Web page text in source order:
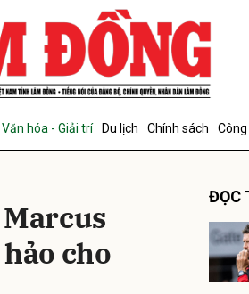
Văn hóa - Giải trí Du lịch Chính sách
cho
ĐỌC